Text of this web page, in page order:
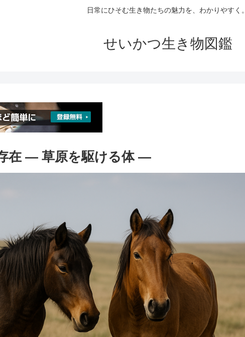
日常にひそむ生き物たちの魅力を、わかりやすく。
せいかつ生き物図鑑
在 ― 草原を駆ける体 ―